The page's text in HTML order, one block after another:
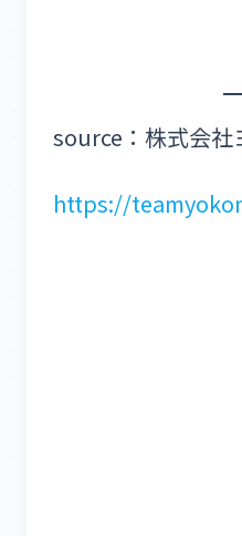
source：株式会社
https://